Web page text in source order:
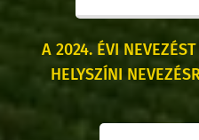
A 2024. ÉVI
HELYSZÍNI